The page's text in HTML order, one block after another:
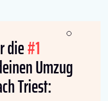
die#1
Umzug
Triest: